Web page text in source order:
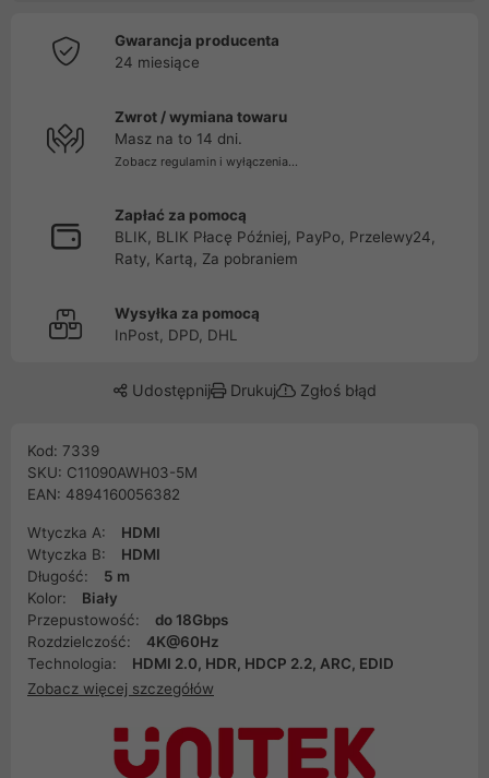
Gwarancja producenta
24 miesiące
Zwrot / wymiana towaru
Masz na to 14 dni.
Zobacz regulamin i wyłączenia...
Zapłać za pomocą
BLIK, BLIK Płacę Później, PayPo, Przelewy24,
Raty, Kartą, Za pobraniem
Wysyłka za pomocą
InPost, DPD, DHL
Udostępnij Drukuj Zgłoś błąd
Kod: 7339
SKU: C11090AWH03-5M
EAN: 4894160056382
Wtyczka A:
HDMI
Wtyczka B:
HDMI
Długość:
5 m
Kolor:
Biały
Przepustowość:
do 18Gbps
Rozdzielczość:
4K@60Hz
Technologia:
HDMI 2.0, HDR, HDCP 2.2, ARC, EDID
Zobacz więcej szczegółów